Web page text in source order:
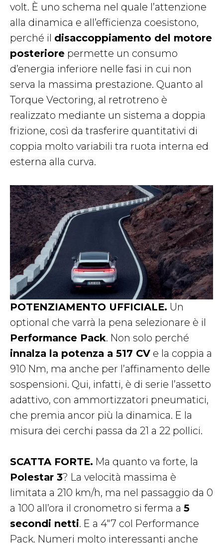
volt. È uno schema nel quale l’attenzione
alla dinamica e all’efficienza coesistono,
perché il disaccoppiamento del motore
posteriore permette un consumo
d’energia inferiore nelle fasi in cui non
serva la massima prestazione. Quanto al
Torque Vectoring, al retrotreno è
realizzato mediante un sistema a doppia
frizione, così da trasferire quantitativi di
coppia molto variabili tra ruota interna ed
esterna alla curva.
POTENZIAMENTO UFFICIALE. Un
optional che varrà la pena selezionare è il
Performance Pack. Non solo perché
innalza la potenza a 517 CV e la coppia a
910 Nm, ma anche per l’affinamento delle
sospensioni. Qui, infatti, è di serie l’assetto
adattivo, con ammortizzatori pneumatici,
che premia ancor più la dinamica. E la
misura dei cerchi passa da 21 a 22 pollici.
SCATTA FORTE. Ma quanto va forte, la
Polestar 3? La velocità massima è
limitata a 210 km/h, ma nel passaggio da 0
a 100 all’ora il cronometro si ferma a 5
secondi netti. E a 4″7 col Performance
Pack. Numeri molto interessanti anche